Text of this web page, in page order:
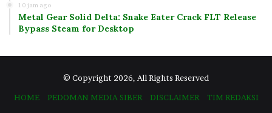
10 jam ago
Metal Gear Solid Delta: Snake Eater Crack FLT Release
Bypass Steam for Desktop
© Copyright 2026, All Rights Reserved
HOME
PEDOMAN MEDIA SIBER DISCLAIMER
TIM REDAKSI